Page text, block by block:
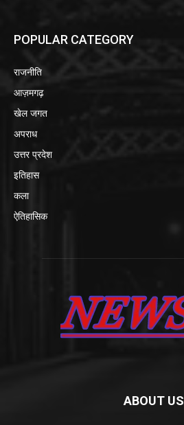
POPULAR CATEGORY
राजनीति
आज़मगढ़
खेल जगत
अपराध
उत्तर प्रदेश
इतिहास
कला
ऐतिहासिक
ABOUT US